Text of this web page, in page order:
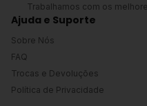
Trabalhamos com os
Ajuda e Suporte
Sobre Nós
FAQ
Trocas e Devoluções
Política de Privacidade